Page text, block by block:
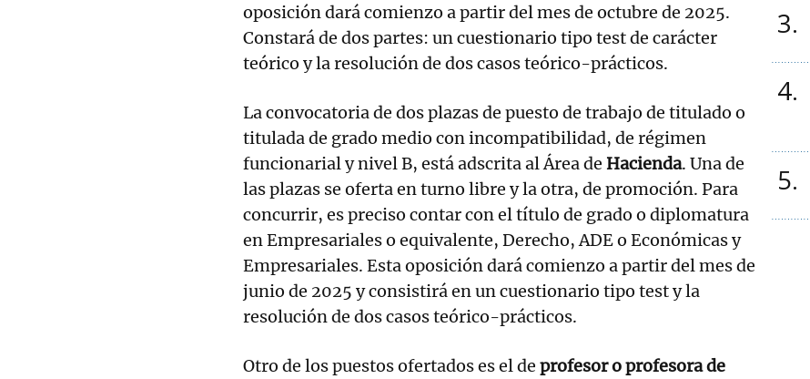
oposición dará comienzo a partir del mes de octubre de 2025.
Constará de dos partes: un cuestionario tipo test de carácter
teórico y la resolución de dos casos teórico-prácticos.
La convocatoria de dos plazas de puesto de trabajo de titulado o
titulada de grado medio con incompatibilidad, de régimen
funcionarial y nivel B, está adscrita al Área de Hacienda. Una de
las plazas se oferta en turno libre y la otra, de promoción. Para
concurrir, es preciso contar con el título de grado o diplomatura
en Empresariales o equivalente, Derecho, ADE o Económicas y
Empresariales. Esta oposición dará comienzo a partir del mes de
junio de 2025 y consistirá en un cuestionario tipo test y la
resolución de dos casos teórico-prácticos.
Otro de los puestos ofertados es el de profesor o profesora de
3
4
5